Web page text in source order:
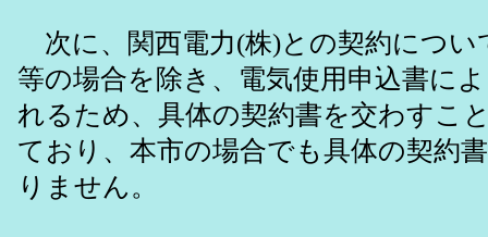
次に、関西電力(株)との契約につい
等の場合を除き、電気使用申込書に
れるため、具体の契約書を交わすこ
ており、本市の場合でも具体の契約
りません。